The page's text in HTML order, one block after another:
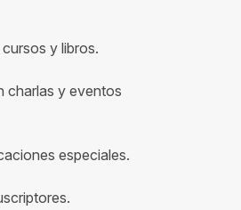
y libros.
charlas y eventos
especiales.